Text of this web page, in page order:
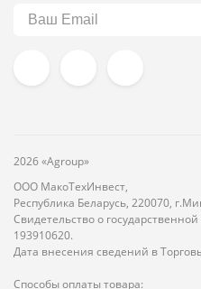
2026 «Agroup»
ООО МакоТехИнвест,
Республика Беларусь, 220070,
Свидетельство о
193910620.
Дата внесения сведений в
Способы оплаты товара: